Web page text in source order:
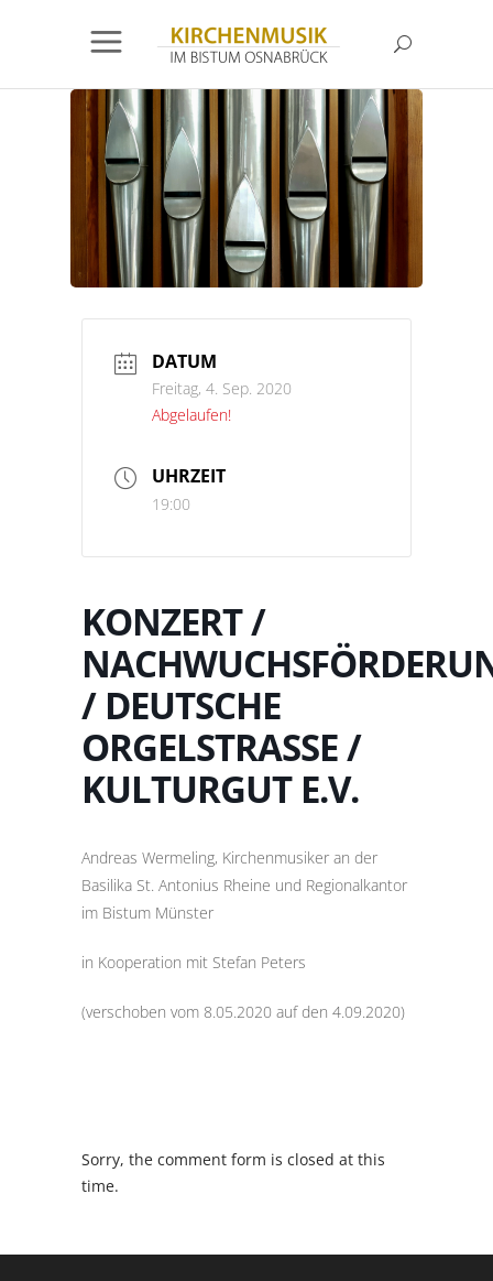
DATUM
Freitag, 4. Sep. 2020
Abgelaufen!
UHRZEIT
19:00
KONZERT /
/ DEUTSCHE
ORGELSTRASSE / K
ULTURGUT E.V.
Andreas Wermeling, Kirchenmusiker an der
Basilika St. Antonius Rheine und Regionalkantor
im Bistum Münster
in Kooperation mit Stefan Peters
(verschoben vom 8.05.2020 auf den 4.09.2020)
Sorry, the comment form is closed at this
time.